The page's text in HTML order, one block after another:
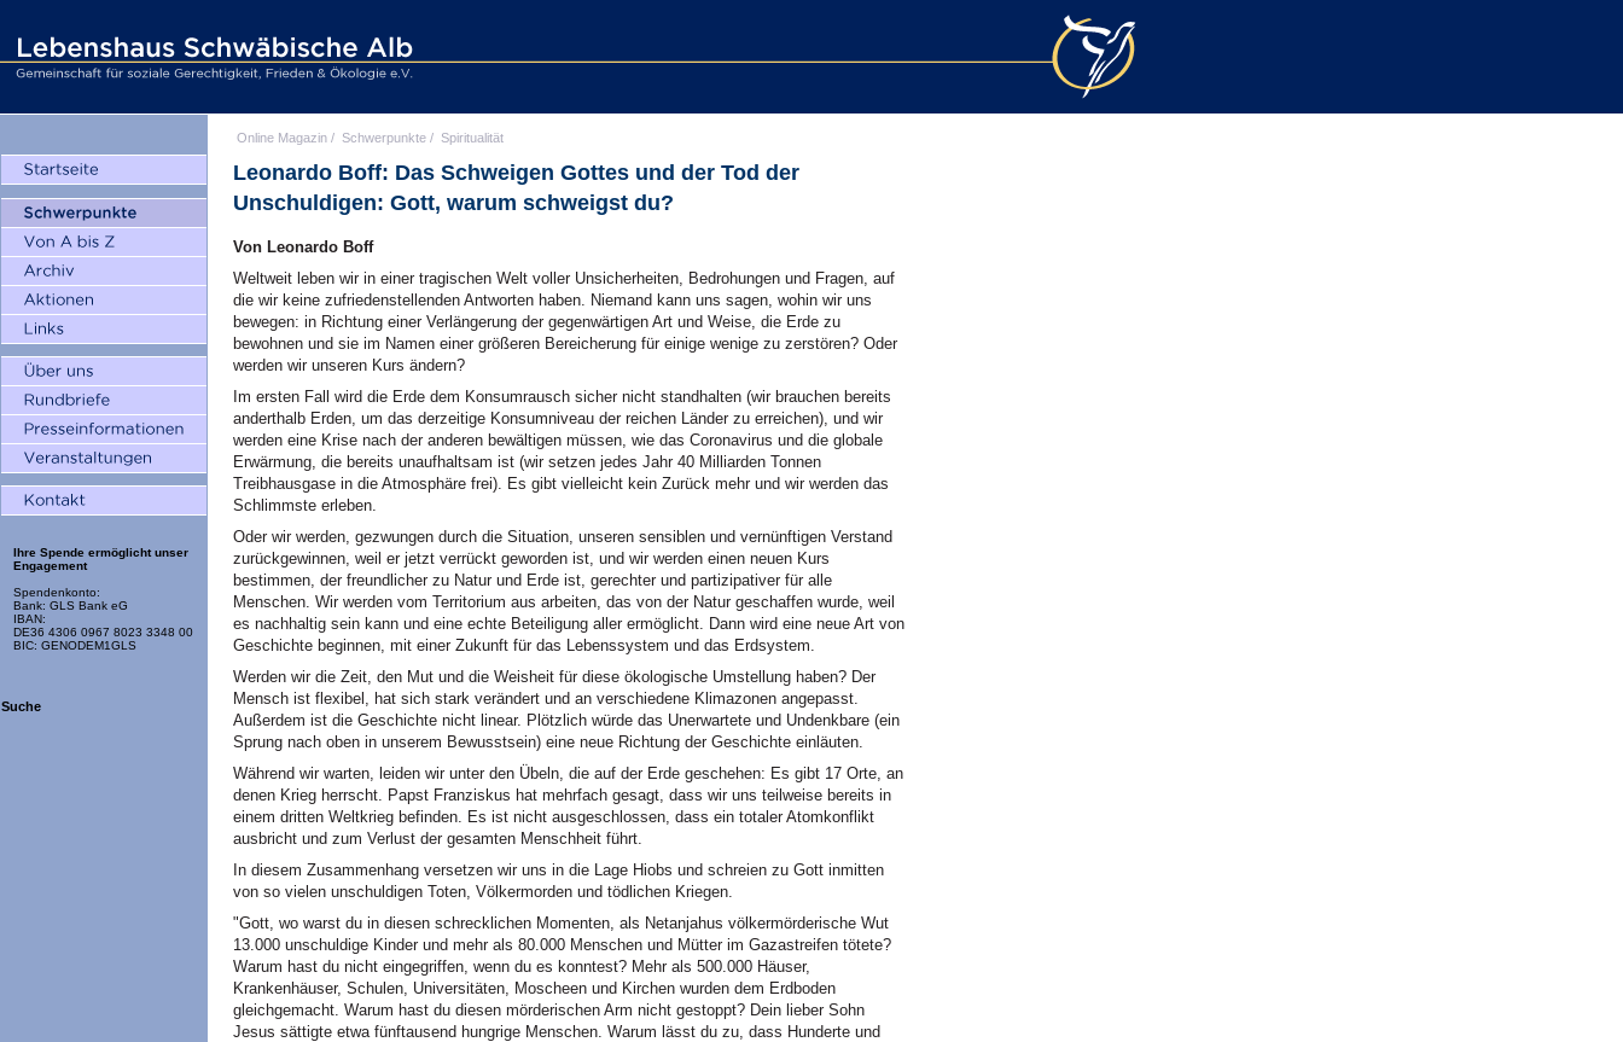
Ihre Spende ermöglicht unser
Engagement
Spendenkonto:
Bank: GLS Bank eG
IBAN:
DE36 4306 0967 8023 3348 00
BIC: GENODEM1GLS
Suche
Online Magazin / Schwerpunkte / Spiritualität
Leonardo Boff: Das Schweigen Gottes und der Tod der
Unschuldigen: Gott, warum schweigst du?
Von Leonardo Boff
Weltweit leben wir in einer tragischen Welt voller Unsicherheiten, Bedrohungen und Fragen, auf
die wir keine zufriedenstellenden Antworten haben. Niemand kann uns sagen, wohin wir uns
bewegen: in Richtung einer Verlängerung der gegenwärtigen Art und Weise, die Erde zu
bewohnen und sie im Namen einer größeren Bereicherung für einige wenige zu zerstören? Oder
werden wir unseren Kurs ändern?
Im ersten Fall wird die Erde dem Konsumrausch sicher nicht standhalten (wir brauchen bereits
anderthalb Erden, um das derzeitige Konsumniveau der reichen Länder zu erreichen), und wir
werden eine Krise nach der anderen bewältigen müssen, wie das Coronavirus und die globale
Erwärmung, die bereits unaufhaltsam ist (wir setzen jedes Jahr 40 Milliarden Tonnen
Treibhausgase in die Atmosphäre frei). Es gibt vielleicht kein Zurück mehr und wir werden das
Schlimmste erleben.
Oder wir werden, gezwungen durch die Situation, unseren sensiblen und vernünftigen Verstand
zurückgewinnen, weil er jetzt verrückt geworden ist, und wir werden einen neuen Kurs
bestimmen, der freundlicher zu Natur und Erde ist, gerechter und partizipativer für alle
Menschen. Wir werden vom Territorium aus arbeiten, das von der Natur geschaffen wurde, weil
es nachhaltig sein kann und eine echte Beteiligung aller ermöglicht. Dann wird eine neue Art von
Geschichte beginnen, mit einer Zukunft für das Lebenssystem und das Erdsystem.
Werden wir die Zeit, den Mut und die Weisheit für diese ökologische Umstellung haben? Der
Mensch ist flexibel, hat sich stark verändert und an verschiedene Klimazonen angepasst.
Außerdem ist die Geschichte nicht linear. Plötzlich würde das Unerwartete und Undenkbare (ein
Sprung nach oben in unserem Bewusstsein) eine neue Richtung der Geschichte einläuten.
Während wir warten, leiden wir unter den Übeln, die auf der Erde geschehen: Es gibt 17 Orte, an
denen Krieg herrscht. Papst Franziskus hat mehrfach gesagt, dass wir uns teilweise bereits in
einem dritten Weltkrieg befinden. Es ist nicht ausgeschlossen, dass ein totaler Atomkonflikt
ausbricht und zum Verlust der gesamten Menschheit führt.
In diesem Zusammenhang versetzen wir uns in die Lage Hiobs und schreien zu Gott inmitten
von so vielen unschuldigen Toten, Völkermorden und tödlichen Kriegen.
"Gott, wo warst du in diesen schrecklichen Momenten, als Netanjahus völkermörderische Wut
13.000 unschuldige Kinder und mehr als 80.000 Menschen und Mütter im Gazastreifen tötete?
Warum hast du nicht eingegriffen, wenn du es konntest? Mehr als 500.000 Häuser,
Krankenhäuser, Schulen, Universitäten, Moscheen und Kirchen wurden dem Erdboden
gleichgemacht. Warum hast du diesen mörderischen Arm nicht gestoppt? Dein lieber Sohn
Jesus sättigte etwa fünftausend hungrige Menschen. Warum lässt du zu, dass Hunderte und